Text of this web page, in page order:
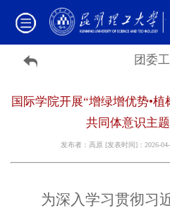
团委
国际学院开展“增绿增优势•
共同体意识主
发布者：高原 [发表时间]：2026-
为深入学习贯彻习